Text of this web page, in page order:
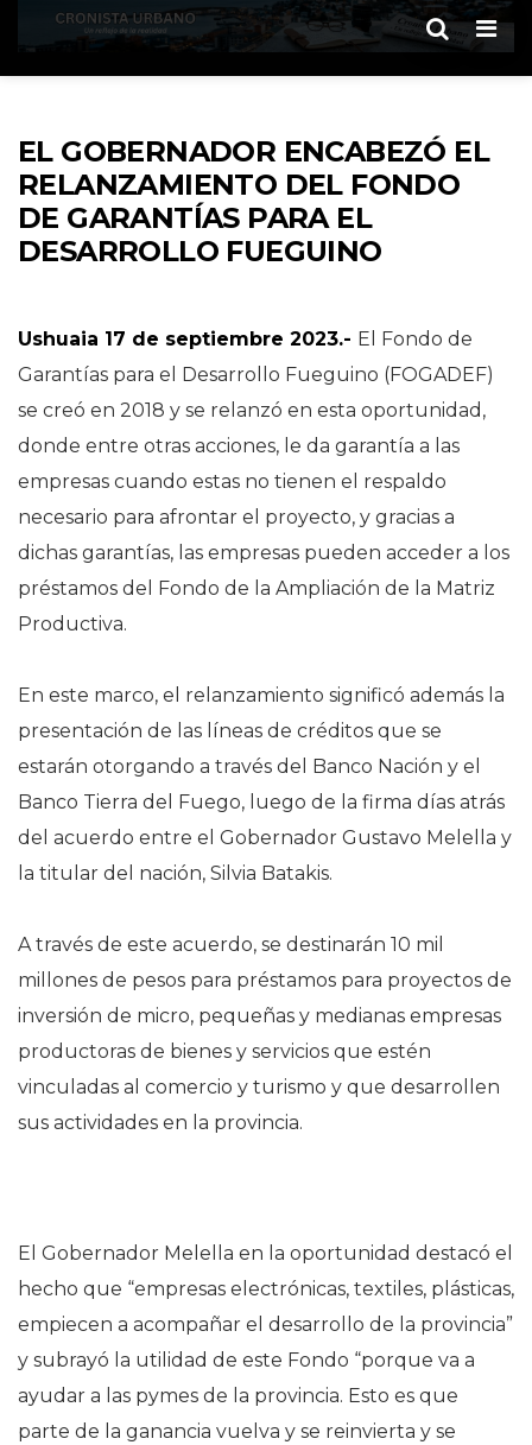
EL GOBERNADOR ENCABEZÓ EL
RELANZAMIENTO DEL FONDO
DE GARANTÍAS PARA EL
DESARROLLO FUEGUINO
Ushuaia 17 de septiembre 2023.- El Fondo de
Garantías para el Desarrollo Fueguino (FOGADEF)
se creó en 2018 y se relanzó en esta oportunidad,
donde entre otras acciones, le da garantía a las
empresas cuando estas no tienen el respaldo
necesario para afrontar el proyecto, y gracias a
dichas garantías, las empresas pueden acceder a los
préstamos del Fondo de la Ampliación de la Matriz
Productiva.
En este marco, el relanzamiento significó además la
presentación de las líneas de créditos que se
estarán otorgando a través del Banco Nación y el
Banco Tierra del Fuego, luego de la firma días atrás
del acuerdo entre el Gobernador Gustavo Melella y
la titular del nación, Silvia Batakis.
A través de este acuerdo, se destinarán 10 mil
millones de pesos para préstamos para proyectos de
inversión de micro, pequeñas y medianas empresas
productoras de bienes y servicios que estén
vinculadas al comercio y turismo y que desarrollen
sus actividades en la provincia.
El Gobernador Melella en la oportunidad destacó el
hecho que “empresas electrónicas, textiles, plásticas,
empiecen a acompañar el desarrollo de la provincia”
y subrayó la utilidad de este Fondo “porque va a
ayudar a las pymes de la provincia. Esto es que
parte de la ganancia vuelva y se reinvierta y se